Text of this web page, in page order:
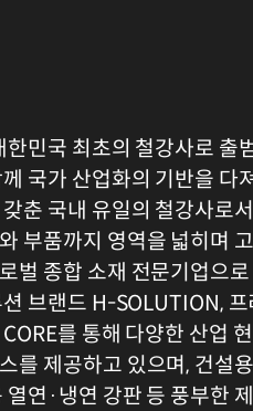
민국 최초의 철강사로 출
국가 산업화의 기반을 다
춘 국내 유일의 철강사로
부품까지 영역을 넓히며
벌 종합 소재 전문기업으
브랜드 H-SOLUTION, 프
를 통해 다양한 산업
를 제공하고 있으며, 건설
열연·냉연 강판 등 풍부한